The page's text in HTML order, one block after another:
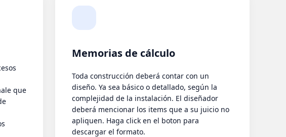
que
Memorias de cálculo
Toda construcción deberá contar con un
diseño. Ya sea básico o detallado, según la
complejidad de la instalación. El diseñador
deberá mencionar los items que a su juicio no
apliquen. Haga click en el boton para
descargar el formato.